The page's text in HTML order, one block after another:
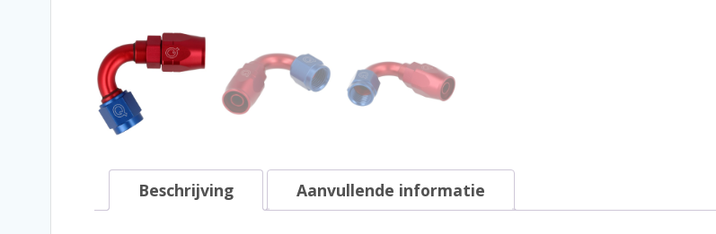
Beschrijving Aanvullende informatie